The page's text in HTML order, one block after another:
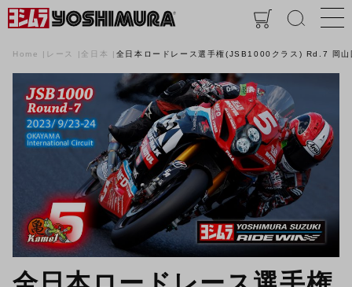
Home レース 全日本 全日本ロードレース選手権(JSB1000クラス) Rd.7 岡山